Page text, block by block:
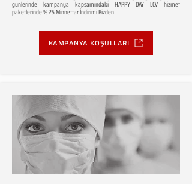
günlerinde kampanya kapsamındaki HAPPY DAY LCV hizmet
paketlerinde % 25 Minnettar İndirimi Bizden
KAMPANYA KOŞULLARI